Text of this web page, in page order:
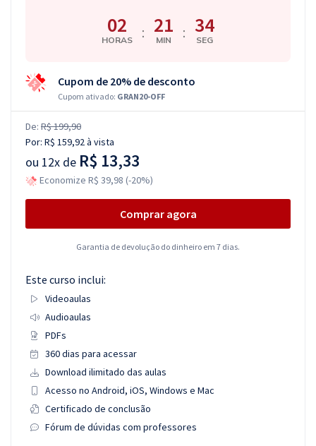
02
HORAS : 21
MIN : 34
SEG
Cupom de 20% de desconto
Cupom ativado: GRAN20-OFF
De: R$ 199,90
Por: R$ 159,92à vista
ou 12x de R$ 13,33
Economize R$ 39,98 (-20%)
Comprar agora
Garantia de devolução do dinheiro em 7 dias.
Este curso inclui:
Videoaulas
Audioaulas
PDFs
360 dias para acessar
Download ilimitado das aulas
Acesso no Android, iOS, Windows e Mac
Certificado de conclusão
Fórum de dúvidas com professores